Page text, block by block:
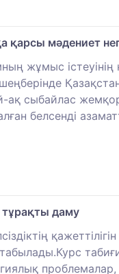
мәдениет
жұмыс
ақ сыбайлас
белсенді
тұрақты даму